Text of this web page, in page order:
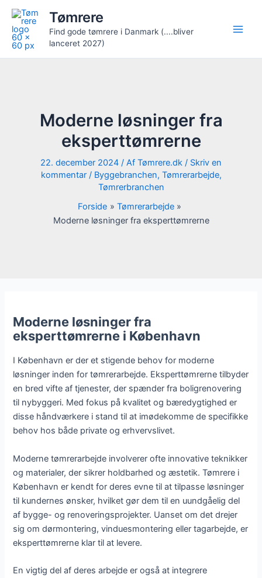
indholdet
Tømrere
Find gode tømrere i Danmark (....bliver
lanceret 2027)
Moderne løsninger fra
eksperttømrerne
22. december 2024 / Af Tømrere.dk / Skriv en
kommentar / Byggebranchen, Tømrerarbejde,
Tømrerbranchen
Forside
Tømrerarbejde
Moderne løsninger fra eksperttømrerne
Moderne løsninger fra
eksperttømrerne i København
I København er der et stigende behov for moderne
løsninger inden for tømrerarbejde. Eksperttømrerne tilbyder
en bred vifte af tjenester, der spænder fra boligrenovering
til nybyggeri. Med fokus på kvalitet og bæredygtighed er
disse håndværkere i stand til at imødekomme de specifikke
behov hos både private og erhvervslivet.
Moderne tømrerarbejde involverer ofte innovative teknikker
og materialer, der sikrer holdbarhed og æstetik. Tømrere i
København er kendt for deres evne til at tilpasse løsninger
til kundernes ønsker, hvilket gør dem til en uundgåelig del
af bygge- og renoveringsprojekter. Uanset om det drejer
sig om dørmontering, vinduesmontering eller tagarbejde, er
eksperttømrerne klar til at levere.
En vigtig del af deres arbejde er også at integrere